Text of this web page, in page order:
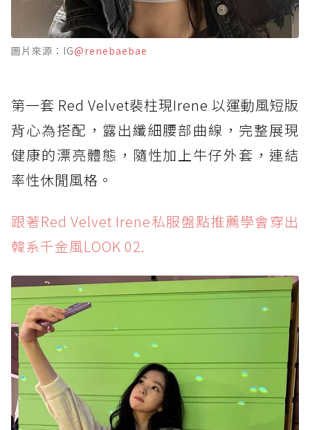
圖片來源：IG@renebaebae
第一套 Red Velvet裴柱現Irene 以運動風短版
背心為搭配，露出纖細腰部曲線，完整展現
健康的漂亮體態，隨性加上牛仔外套，連結
率性休閒風格。
跟著Red Velvet Irene私服盤點推薦學會穿出
韓系千金風LOOK 02.